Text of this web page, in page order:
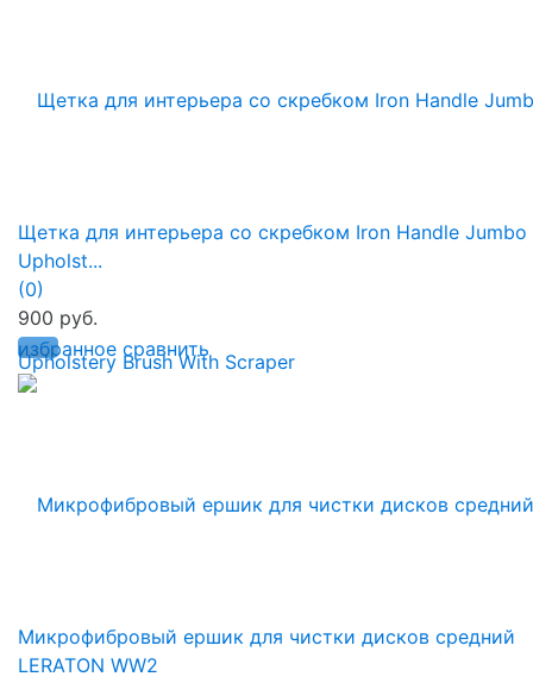
избранное сравнить
Щетка для интерьера со скребком Iron Handle Jumbo
Upholst...
(0)
900 руб.
Микрофибровый ершик для чистки дисков средний
LERATON WW2